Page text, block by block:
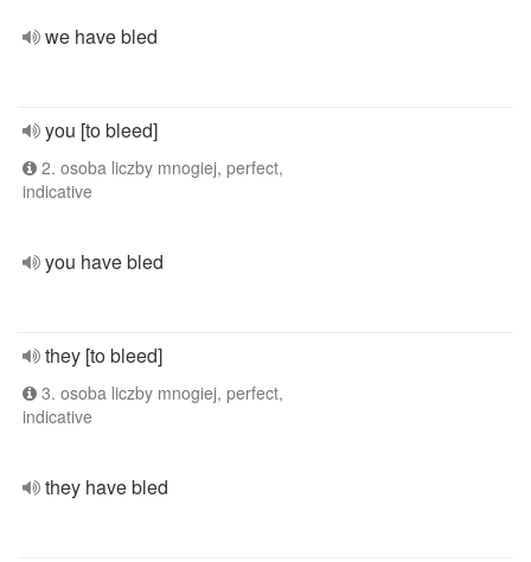
we have bled
you [to bleed]
2. osoba liczby mnogiej, perfect,
indicative
you have bled
they [to bleed]
3. osoba liczby mnogiej, perfect,
indicative
they have bled